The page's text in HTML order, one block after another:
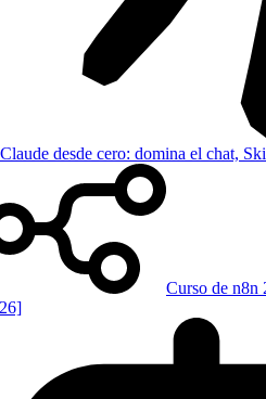
desde cero: domina el chat,
Curso de n8n